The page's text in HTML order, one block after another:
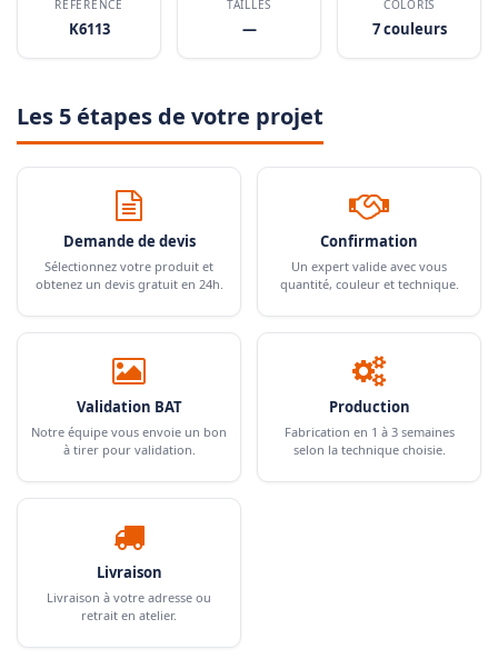
RÉFÉRENCE
K6113
TAILLES
—
COLORIS
7 couleurs
Les 5 étapes de votre projet
Demande de devis
Sélectionnez votre produit et
obtenez un devis gratuit en 24h.
Confirmation
Un expert valide avec vous
quantité, couleur et technique.
Validation BAT
Notre équipe vous envoie un bon
à tirer pour validation.
Production
Fabrication en 1 à 3 semaines
selon la technique choisie.
Livraison
Livraison à votre adresse ou
retrait en atelier.